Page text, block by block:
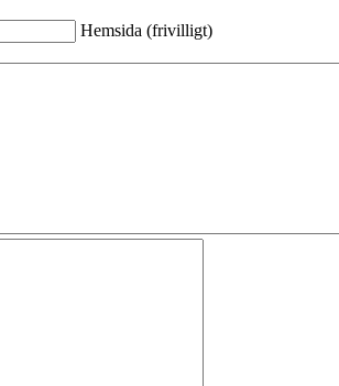
Hemsida (frivilligt)